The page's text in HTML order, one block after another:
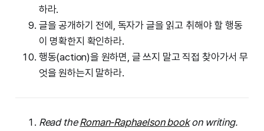
하라.
글을 공개하기 전에, 독자가 글을 읽고 취해야 할 행동
이 명확한지 확인하라.
행동(action)을 원하면, 글 쓰지 말고 직접 찾아가서 무
엇을 원하는지 말하라.
Read theRoman-Raphaelson bookon writing.